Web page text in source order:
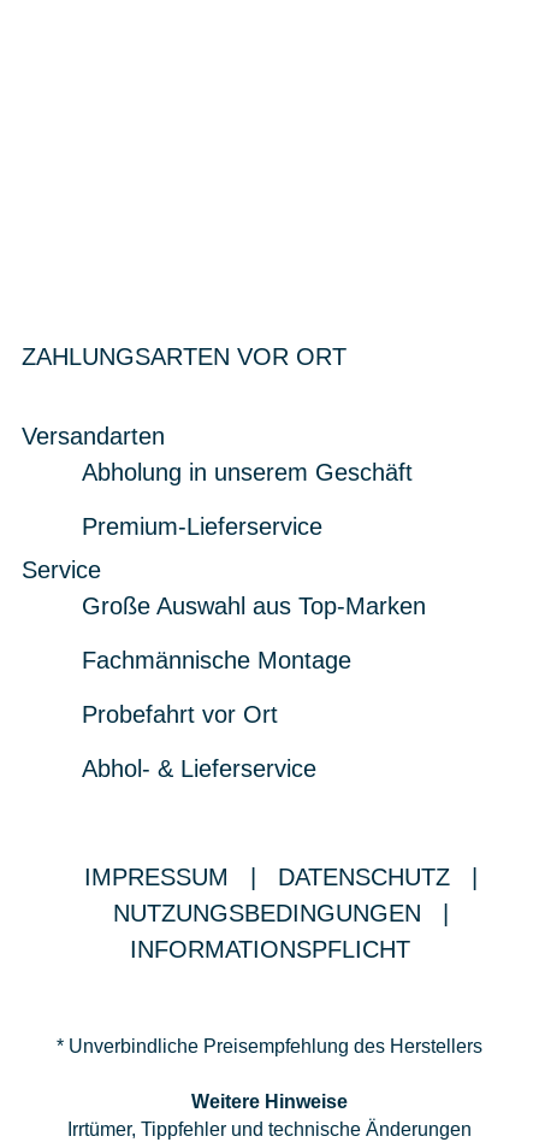
ZAHLUNGSARTEN VOR ORT
Versandarten
Abholung in unserem Geschäft
Premium-Lieferservice
Service
Große Auswahl aus Top-Marken
Fachmännische Montage
Probefahrt vor Ort
Abhol- & Lieferservice
IMPRESSUM DATENSCHUTZ
NUTZUNGSBEDINGUNGEN
INFORMATIONSPFLICHT
* Unverbindliche Preisempfehlung des Herstellers
Weitere Hinweise
Irrtümer, Tippfehler und technische Änderungen